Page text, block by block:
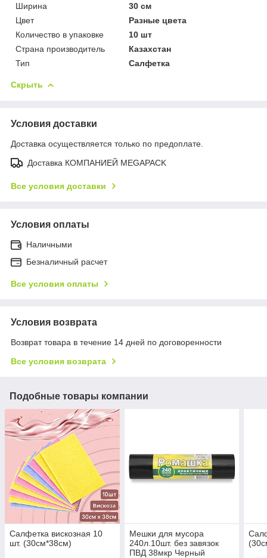
Ширина
30 см
Цвет
Разные цвета
Количество в упаковке
10 шт
Страна производитель
Казахстан
Тип
Салфетка
Скрыть
Условия доставки
Доставка осуществляется только по предоплате.
Доставка КОМПАНИЕЙ MEGAPACK
Все условия доставки
Условия оплаты
Наличными
Безналичный расчет
Все условия оплаты
Условия возврата
Возврат товара в течение 14 дней по договоренности
Все условия возврата
Подобные товары компании
Салфетка вискозная 10
шт. (30см*38см)
Мешки для мусора
240л.10шт. без завязок
ПВД 38мкр Черный